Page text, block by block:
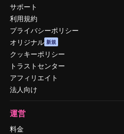
サポート
利用規約
プライバシーポリシー
オリジナル 新規
クッキーポリシー
トラストセンター
アフィリエイト
法人向け
運営
料金